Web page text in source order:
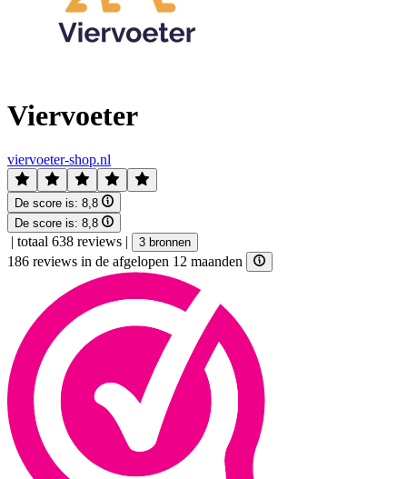
Viervoeter
viervoeter-shop.nl
De score is: 8,8
De score is: 8,8
| totaal 638 reviews | 3 bronnen
186 reviews in de afgelopen 12 maanden